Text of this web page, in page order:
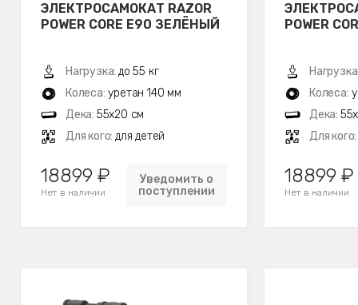
ЭЛЕКТРОСАМОКАТ RAZOR
POWER CORE E90 ЗЕЛЁНЫЙ
Нагрузка: до 55 кг
Колеса: уретан 140 мм
Дека: 55х20 см
Для кого: для детей
18899 ₽
Нет в наличии
Уведомить о
поступлении
POWER
Колеса:
Дека:
Для кого:
18899 ₽
Нет в наличии